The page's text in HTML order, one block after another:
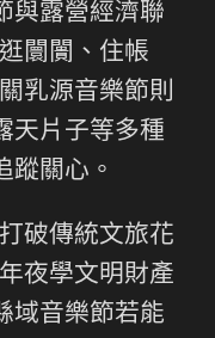
與露營經濟聯
闤闠、住帳
乳源音樂節則
天片子等多種
蹤關心。
破傳統文旅花
夜學文明財產
域音樂節若能